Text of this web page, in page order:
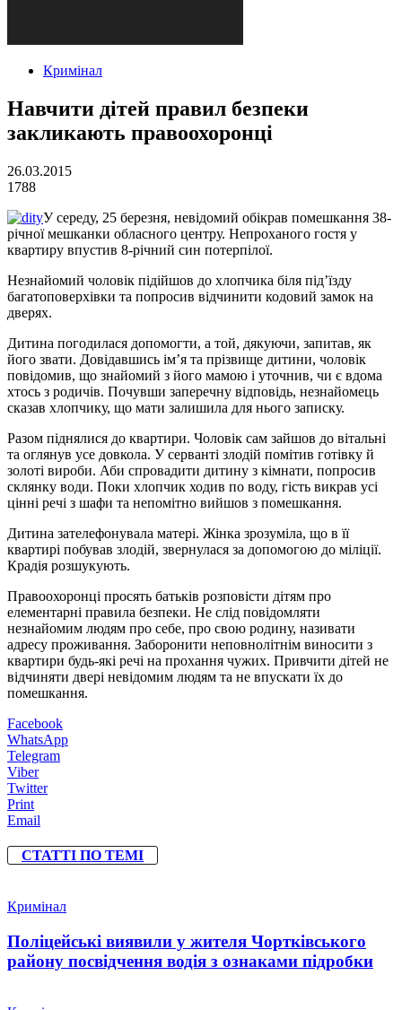
Кримінал
Навчити дітей правил безпеки
закликають правоохоронці
26.03.2015
1788
У середу, 25 березня, невідомий обікрав помешкання 38-
річної мешканки обласного центру. Непроханого гостя у
квартиру впустив 8-річний син потерпілої.
Незнайомий чоловік підійшов до хлопчика біля під’їзду
багатоповерхівки та попросив відчинити кодовий замок на
дверях.
Дитина погодилася допомогти, а той, дякуючи, запитав, як
його звати. Довідавшись ім’я та прізвище дитини, чоловік
повідомив, що знайомий з його мамою і уточнив, чи є вдома
хтось з родичів. Почувши заперечну відповідь, незнайомець
сказав хлопчику, що мати залишила для нього записку.
Разом піднялися до квартири. Чоловік сам зайшов до вітальні
та оглянув усе довкола. У серванті злодій помітив готівку й
золоті вироби. Аби спровадити дитину з кімнати, попросив
склянку води. Поки хлопчик ходив по воду, гість викрав усі
цінні речі з шафи та непомітно вийшов з помешкання.
Дитина зателефонувала матері. Жінка зрозуміла, що в її
квартирі побував злодій, звернулася за допомогою до міліції.
Крадія розшукують.
Правоохоронці просять батьків розповісти дітям про
елементарні правила безпеки. Не слід повідомляти
незнайомим людям про себе, про свою родину, називати
адресу проживання. Заборонити неповнолітнім виносити з
квартири будь-які речі на прохання чужих. Привчити дітей не
відчиняти двері невідомим людям та не впускати їх до
помешкання.
Facebook
WhatsApp
Telegram
Viber
Twitter
Print
Email
СТАТТІ ПО ТЕМІ
Кримінал
Поліцейські виявили у жителя Чортківського
району посвідчення водія з ознаками підробки